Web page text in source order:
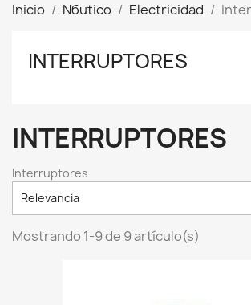
Inicio Nбutico Electricidad
INTERRUPTORES
INTERRUPTORES
Interruptores
Relevancia
Mostrando 1-9 de 9 artículo(s)